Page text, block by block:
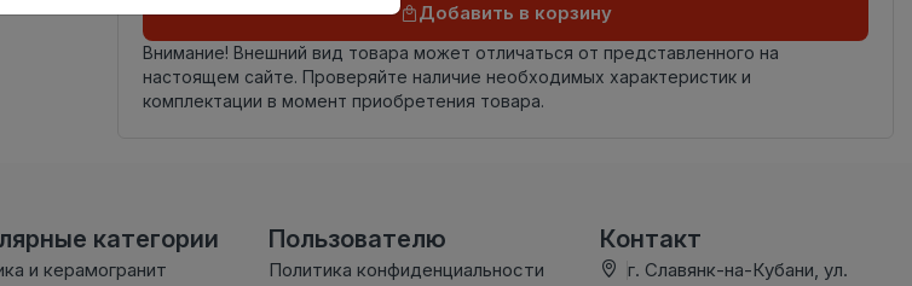
Добавить в корзину
Внимание! Внешний вид товара может отличаться от представленного на
настоящем сайте. Проверяйте наличие необходимых характеристик и
комплектации в момент приобретения товара.
категории
и керамогранит
Пользователю
Политика конфиденциальности
Контакт
г. Славянк-на-Кубани, ул.